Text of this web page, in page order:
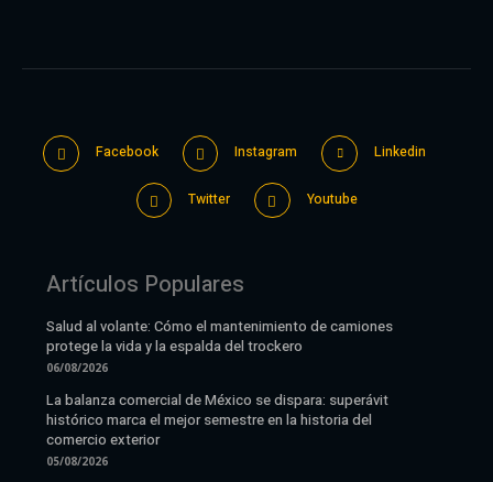
Facebook Instagram Linkedin
Twitter Youtube
Artículos Populares
Salud al volante: Cómo el mantenimiento de camiones
protege la vida y la espalda del trockero
06/08/2026
La balanza comercial de México se dispara: superávit
histórico marca el mejor semestre en la historia del
comercio exterior
05/08/2026